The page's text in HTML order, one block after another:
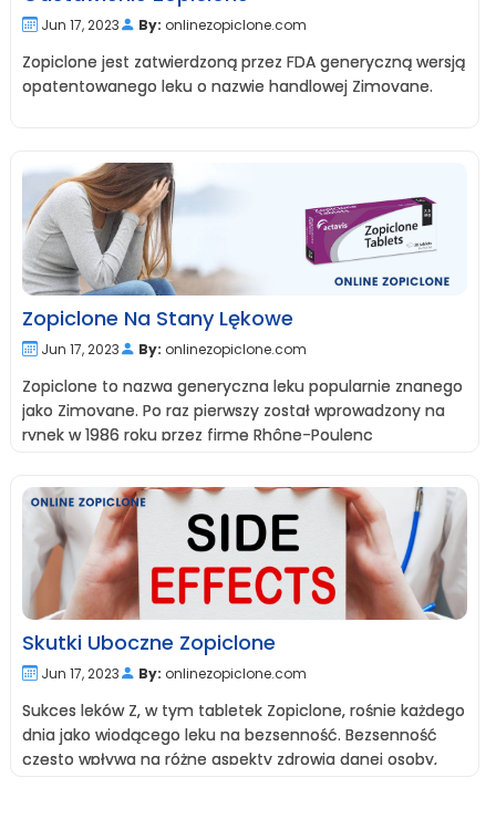
Jun 17, 2023 By: onlinezopiclone.com
Zopiclone jest zatwierdzoną przez FDA generyczną wersją
opatentowanego leku o nazwie handlowej Zimovane.
Zopiclone Na Stany Lękowe
Jun 17, 2023 By: onlinezopiclone.com
Zopiclone to nazwa generyczna leku popularnie znanego
jako Zimovane. Po raz pierwszy został wprowadzony na
rynek w 1986 roku przez firmę Rhône-Poulenc
Skutki Uboczne Zopiclone
Jun 17, 2023 By: onlinezopiclone.com
Sukces leków Z, w tym tabletek Zopiclone, rośnie każdego
dnia jako wiodącego leku na bezsenność. Bezsenność
często wpływa na różne aspekty zdrowia danej osoby,